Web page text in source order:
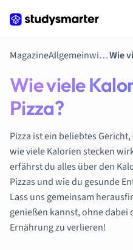
Magazine Allgemeinwissen
Wie viele
Pizza?
Pizza ist ein beliebtes
wie viele Kalorien stecken
erfährst du alles über den
Pizzas und wie du gesunde
Lass uns gemeinsam
genießen kannst, ohne
Ernährung zu verlieren!